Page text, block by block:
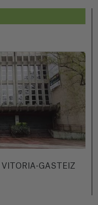
GASTEIZ